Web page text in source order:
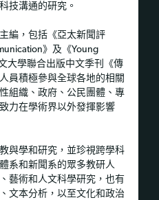
技溝通的研究。
編，包括《亞太新聞評
》及《Young
大學聯合出版中文季刊《傳
員積極參與全球各地的相關
組織、政府、公民團體、專
力在學術界以外發揮影響
與學和研究，並珍視跨學科
系和新聞系的眾多教研人
藝術和人文科學研究，也有
文本分析，以至文化和政治